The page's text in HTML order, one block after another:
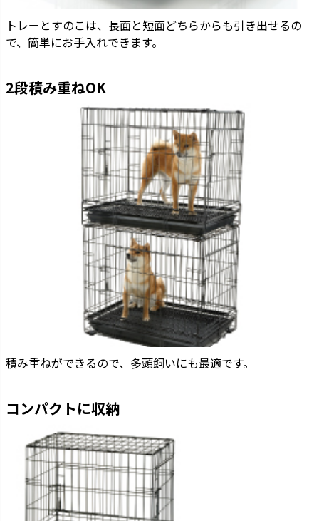
トレーとすのこは、長面と短面どちらからも引き出せるの
で、簡単にお手入れできます。
2段積み重ねOK
積み重ねができるので、多頭飼いにも最適です。
コンパクトに収納